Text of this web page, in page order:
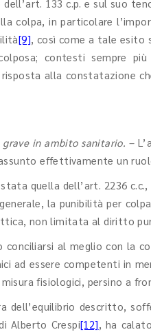
133 c.p. e sul suo
colpa, in particolare
[9] , così come a tale
contesti sempre
alla constatazione
in ambito sanitario. –
effettivamente un
quella dell’art. 2236
la punibilità per
non limitata al diritto
al meglio con la
ad essere competenti in
fisiologici, persino a
descritto,
Alberto Crespi[12] , ha